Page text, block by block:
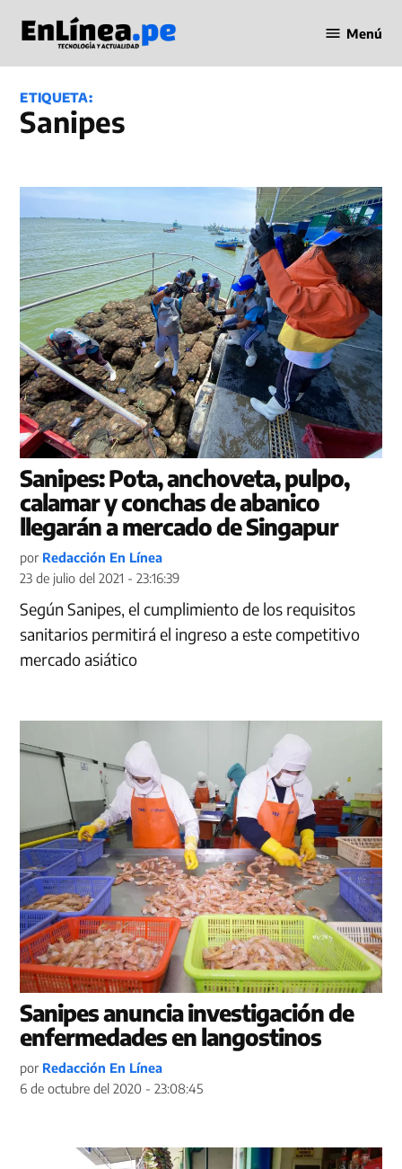
contenido
en Línea
Menú
ETIQUETA:
Sanipes
Sanipes: Pota, anchoveta, pulpo,
calamar y conchas de abanico
llegarán a mercado de Singapur
por Redacción En Línea
23 de julio del 2021 - 23:16:39
Según Sanipes, el cumplimiento de los requisitos
sanitarios permitirá el ingreso a este competitivo
mercado asiático
Sanipes anuncia investigación de
enfermedades en langostinos
por Redacción En Línea
6 de octubre del 2020 - 23:08:45